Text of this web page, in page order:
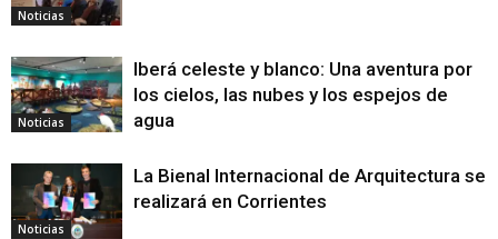
Noticias
Noticias
Iberá celeste y blanco: Una aventura por
los cielos, las nubes y los espejos de
agua
Noticias
La Bienal Internacional de Arquitectura se
realizará en Corrientes